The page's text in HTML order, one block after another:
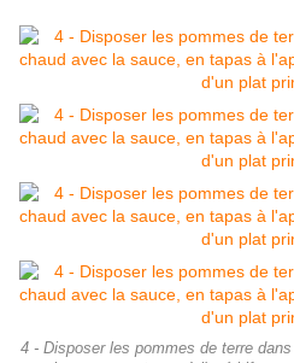
4 - Disposer les pommes de terre